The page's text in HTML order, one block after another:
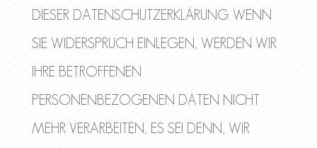
DIESER DATENSCHUTZERKLÄRUNG. WENN
SIE WIDERSPRUCH EINLEGEN, WERDEN WIR
IHRE BETROFFENEN
PERSONENBEZOGENEN DATEN NICHT
MEHR VERARBEITEN, ES SEI DENN, WIR